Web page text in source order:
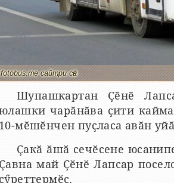
fotobus.me сайтри сӑн
Шупашкартан Ҫӗнӗ
чарӑнӑва ҫити
мӗшӗнчен пуҫласа авӑн
Ҫакӑ ӑшӑ сечӗсене
май Ҫӗнӗ Лапсар